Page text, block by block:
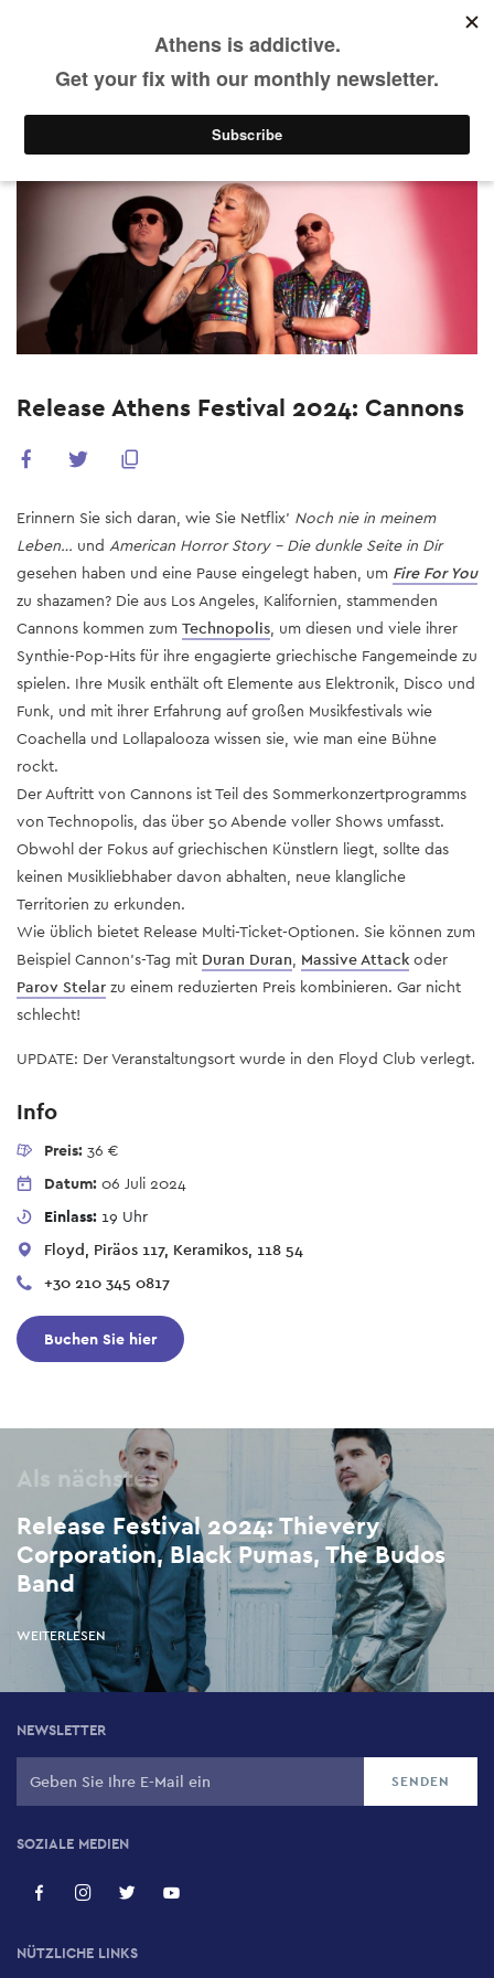
Release Athens Festival 2024: Cannons
Erinnern Sie sich daran, wie Sie Netflix' Noch nie in meinem
Leben… und American Horror Story – Die dunkle Seite in Dir
gesehen haben und eine Pause eingelegt haben, um Fire For You
zu shazamen? Die aus Los Angeles, Kalifornien, stammenden
Cannons kommen zum Technopolis, um diesen und viele ihrer
Synthie-Pop-Hits für ihre engagierte griechische Fangemeinde zu
spielen. Ihre Musik enthält oft Elemente aus Elektronik, Disco und
Funk, und mit ihrer Erfahrung auf großen Musikfestivals wie
Coachella und Lollapalooza wissen sie, wie man eine Bühne
rockt.
Der Auftritt von Cannons ist Teil des Sommerkonzertprogramms
von Technopolis, das über 50 Abende voller Shows umfasst.
Obwohl der Fokus auf griechischen Künstlern liegt, sollte das
keinen Musikliebhaber davon abhalten, neue klangliche
Territorien zu erkunden.
Wie üblich bietet Release Multi-Ticket-Optionen. Sie können zum
Beispiel Cannon's-Tag mit Duran Duran, Massive Attack oder
Parov Stelar zu einem reduzierten Preis kombinieren. Gar nicht
schlecht!
UPDATE: Der Veranstaltungsort wurde in den Floyd Club verlegt.
Info
Preis: 36 €
Datum: 06 Juli 2024
Einlass: 19 Uhr
Floyd, Piräos 117, Keramikos, 118 54
+30 210 345 0817
Buchen Sie hier
Als nächstes
Release Festival 2024: Thievery
Corporation, Black Pumas, The Budos
Band
WEITERLESEN
NEWSLETTER
SOZIALE MEDIEN
NÜTZLICHE LINKS